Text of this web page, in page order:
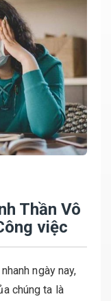
Thần Vô
việc
ngày nay,
chúng ta là